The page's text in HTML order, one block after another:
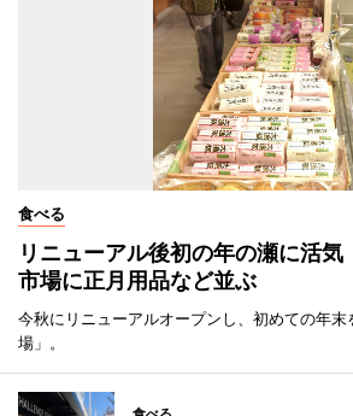
食べる
リニューアル後初の年の瀬に活
市場に正月用品など並ぶ
今秋にリニューアルオープンし、初めての年
場」。